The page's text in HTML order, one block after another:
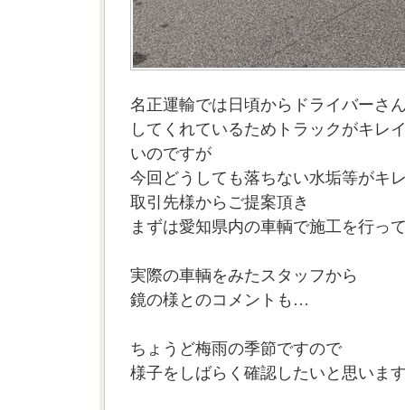
名正運輸では日頃からドライバーさ
してくれているためトラックがキレ
いのですが
今回どうしても落ちない水垢等がキ
取引先様からご提案頂き
まずは愛知県内の車輌で施工を行っ
実際の車輌をみたスタッフから
鏡の様とのコメントも…
ちょうど梅雨の季節ですので
様子をしばらく確認したいと思いま